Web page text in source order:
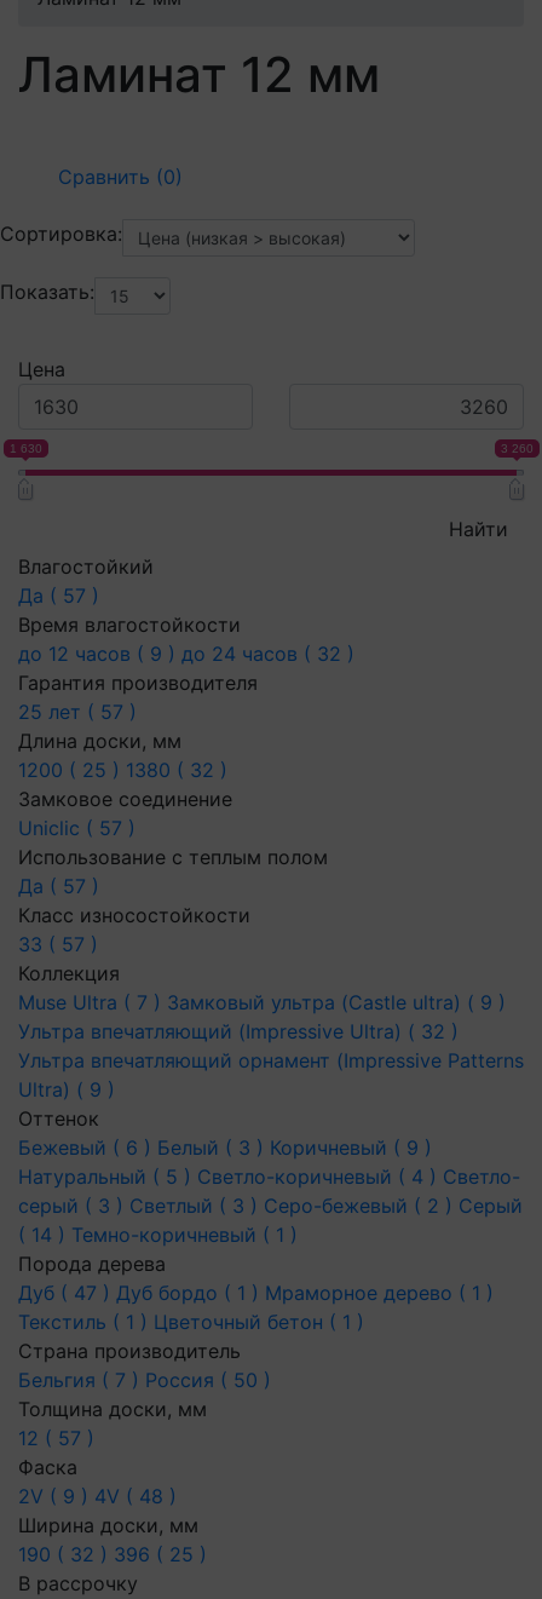
Ламинат 12 мм
Сравнить (0)
Сортировка:
Показать:
Цена
1 630 3 260
Найти
Влагостойкий
Да ( 57 )
Время влагостойкости
до 12 часов ( 9 ) до 24 часов ( 32 )
Гарантия производителя
25 лет ( 57 )
Длина доски, мм
1200 ( 25 ) 1380 ( 32 )
Замковое соединение
Uniclic ( 57 )
Использование с теплым полом
Да ( 57 )
Класс износостойкости
33 ( 57 )
Коллекция
Muse Ultra ( 7 ) Замковый ультра (Castle ultra) ( 9 )
Ультра впечатляющий (Impressive Ultra) ( 32 )
Ультра впечатляющий орнамент (Impressive Patterns
Ultra) ( 9 )
Оттенок
Бежевый ( 6 ) Белый ( 3 ) Коричневый ( 9 )
Натуральный ( 5 ) Светло-коричневый ( 4 ) Светло-
серый ( 3 ) Светлый ( 3 ) Серо-бежевый ( 2 ) Серый
( 14 ) Темно-коричневый ( 1 )
Порода дерева
Дуб ( 47 ) Дуб бордо ( 1 ) Мраморное дерево ( 1 )
Текстиль ( 1 ) Цветочный бетон ( 1 )
Страна производитель
Бельгия ( 7 ) Россия ( 50 )
Толщина доски, мм
12 ( 57 )
Фаска
2V ( 9 ) 4V ( 48 )
Ширина доски, мм
190 ( 32 ) 396 ( 25 )
В рассрочку